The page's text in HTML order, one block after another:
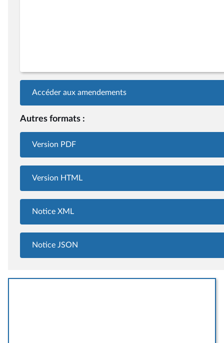
Accéder aux amendements
Autres formats :
Version PDF
Version HTML
Notice XML
Notice JSON